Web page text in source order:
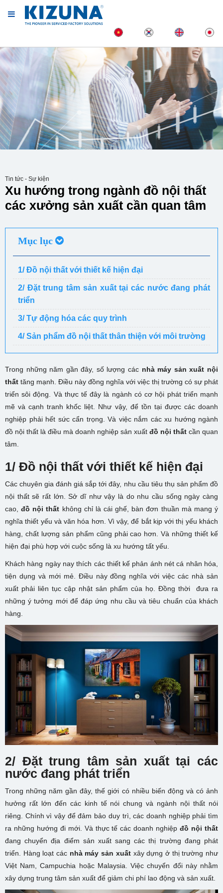
Tin tức - Sự kiện
Xu hướng trong ngành đồ nội thất
các xưởng sản xuất cần quan tâm
Mục lục
1/ Đồ nội thất với thiết kế hiện đại
2/ Đặt trung tâm sản xuất tại các nước đang phát
triển
3/ Tự động hóa các quy trình
4/ Sản phẩm đồ nội thất thân thiện với môi trường
Trong những năm gần đây, số lượng các nhà máy sản xuất nội
thất tăng mạnh. Điều này đồng nghĩa với việc thị trường có sự phát
triển sôi động. Và thực tế đây là ngành có cơ hội phát triển mạnh
mẽ và cạnh tranh khốc liệt. Như vậy, để tồn tại được các doanh
nghiệp phải hết sức cẩn trọng. Và việc nắm các xu hướng ngành
đồ nội thất là điều mà doanh nghiệp sản xuất đồ nội thất cần quan
tâm.
1/ Đồ nội thất với thiết kế hiện đại
Các chuyên gia đánh giá sắp tới đây, nhu cầu tiêu thụ sản phẩm đồ
nội thất sẽ rất lớn. Sở dĩ như vậy là do nhu cầu sống ngày càng
cao,đồ nội thất không chỉ là cái ghế, bàn đơn thuần mà mang ý
nghĩa thiết yếu và văn hóa hơn. Vì vậy, để bắt kịp với thị yếu khách
hàng, chất lượng sản phẩm cũng phải cao hơn. Và những thiết kế
hiện đại phù hợp với cuộc sống là xu hướng tất yếu.
Khách hàng ngày nay thích các thiết kế phản ánh nét cá nhân hóa,
tiện dụng và mới mẻ. Điều này đồng nghĩa với việc các nhà sản
xuất phải liên tục cập nhật sản phẩm của họ. Đồng thời đưa ra
những ý tưởng mới để đáp ứng nhu cầu và tiêu chuẩn của khách
hàng.
2/ Đặt trung tâm sản xuất tại các
nước đang phát triển
Trong những năm gần đây, thế giới có nhiều biến động và có ảnh
hưởng rất lớn đến các kinh tế nói chung và ngành nội thất nói
riêng. Chính vì vậy để đảm bảo duy trì, các doanh nghiệp phải tìm
ra những hướng đi mới. Và thực tế các doanh nghiệpđồ nội thất
đang chuyển địa điểm sản xuất sang các thị trường đang phát
triển. Hàng loạt các nhà máy sản xuất xây dựng ở thị trường như
Việt Nam, Campuchia hoặc Malaysia. Việc chuyển đổi này nhằm
xây dựng trung tâm sản xuất để giảm chi phí lao động và sản xuất.